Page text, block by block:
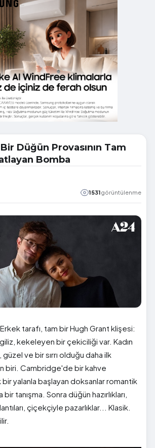
Düğün Provasının Tam
Bomba
1531görüntülenme
tarafı, tam bir Hugh Grant klişesi:
kekeleyen bir çekiciliği var. Kadın
ve bir sırrı olduğu daha ilk
biri. Cambridge'de bir kahve
bir yalanla başlayan doksanlar romantik
tanışma. Sonra düğün hazırlıkları,
çiçekçiyle pazarlıklar... Klasik.